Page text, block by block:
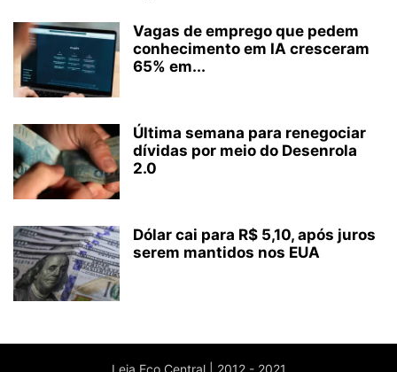
Vagas de emprego que pedem
conhecimento em IA cresceram
65% em...
Última semana para renegociar
dívidas por meio do Desenrola
2.0
Dólar cai para R$ 5,10, após juros
serem mantidos nos EUA
Leia Eco Central | 2012 - 2021